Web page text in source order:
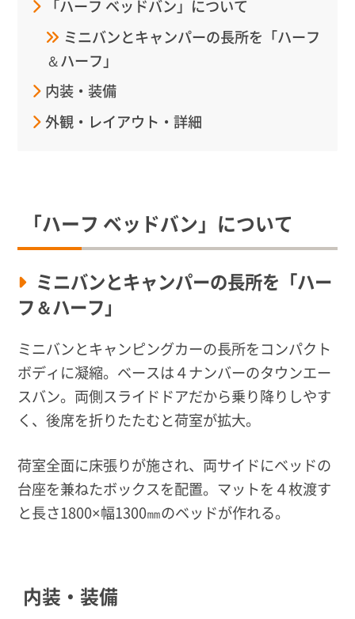
「ハーフ ベッドバン」について
ミニバンとキャンパーの長所を「ハーフ
＆ハーフ」
内装・装備
外観・レイアウト・詳細
「ハーフ ベッドバン」について
ミニバンとキャンパーの長所を「ハー
フ＆ハーフ」
ミニバンとキャンピングカーの長所をコンパクト
ボディに凝縮。ベースは４ナンバーのタウンエー
スバン。両側スライドドアだから乗り降りしやす
く、後席を折りたたむと荷室が拡大。
荷室全面に床張りが施され、両サイドにベッドの
台座を兼ねたボックスを配置。マットを４枚渡す
と長さ1800×幅1300㎜のベッドが作れる。
内装・装備